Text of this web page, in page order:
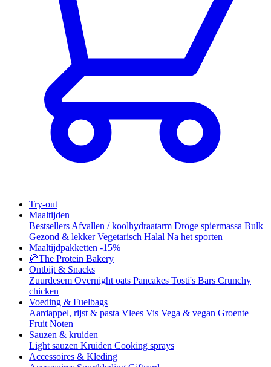
Try-out
Maaltijden
Bestsellers Afvallen / koolhydraatarm Droge spiermassa Bulk
Gezond & lekkerVegetarisch Halal Na het sporten
Maaltijdpakketten -15%
🥐The Protein Bakery
Ontbijt & Snacks
Zuurdesem Overnight oats Pancakes Tosti's Bars Crunchy
chicken
Voeding & Fuelbags
Aardappel, rijst & pasta Vlees Vis Vega & vegan Groente
Fruit Noten
Sauzen & kruiden
Light sauzen Kruiden Cooking sprays
Accessoires & Kleding